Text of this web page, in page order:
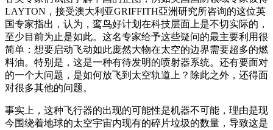
LAYTON，接受澳大利亚GRIFFITH亞洲研究所咨询的这位英
国专家指出，认为，鸾鸟好计划在科技层面上是不切实际的，
至少目前为止是如此。这名专家给予这些疑问的最主要利用很
简单：想要启动飞动如此庞然大物在太空的边界需要超多的燃
料油。特别是，这是一种有待发明的喷射器系统。还有要面对
的一个大问题，是如何放飞到太空轨道上？除此之外，还得面
对很多其他的问题。
事实上，这种飞行器的出现的可能性是机器不可能，理由是现
今围绕着地球的太空宇宙内现有的碎片垃圾的数量，导致这是